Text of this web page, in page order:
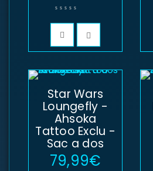
Star Wars
Loungefly -
Ahsoka
Tattoo Exclu -
Sac a dos
79,99€